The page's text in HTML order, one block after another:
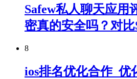
Safew私人聊天应用
密真的安全吗？对
8
ios排名优化合作_优